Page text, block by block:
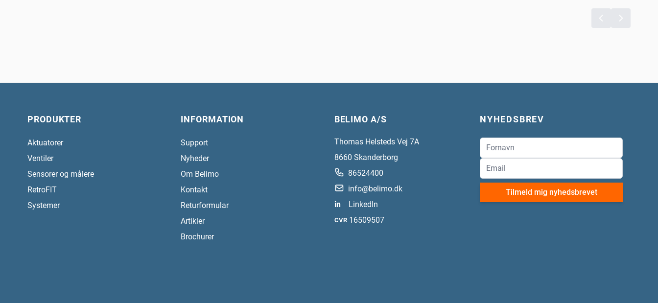
PRODUKTER
Aktuatorer
Ventiler
Sensorer og målere
RetroFIT
Systemer
INFORMATION
Support
Nyheder
Om Belimo
Kontakt
Returformular
Artikler
Brochurer
BELIMO A/S
Thomas Helsteds Vej 7A
8660 Skanderborg
86524400
info@belimo.dk
in
LinkedIn
CVR 16509507
NYHEDSBREV
Tilmeld mig nyhedsbrevet